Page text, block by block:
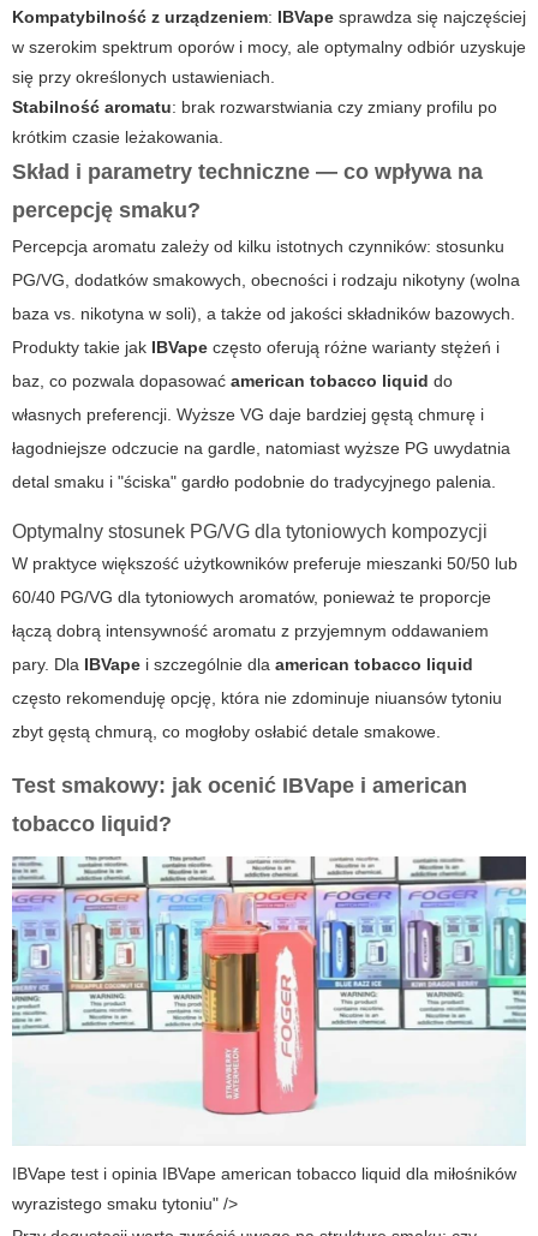
Kompatybilność z urządzeniem: IBVape sprawdza się najczęściej
w szerokim spektrum oporów i mocy, ale optymalny odbiór uzyskuje
się przy określonych ustawieniach.
Stabilność aromatu: brak rozwarstwiania czy zmiany profilu po
krótkim czasie leżakowania.
Skład i parametry techniczne — co wpływa na
percepcję smaku?
Percepcja aromatu zależy od kilku istotnych czynników: stosunku
PG/VG, dodatków smakowych, obecności i rodzaju nikotyny (wolna
baza vs. nikotyna w soli), a także od jakości składników bazowych.
Produkty takie jak IBVape często oferują różne warianty stężeń i
baz, co pozwala dopasować american tobacco liquid do
własnych preferencji. Wyższe VG daje bardziej gęstą chmurę i
łagodniejsze odczucie na gardle, natomiast wyższe PG uwydatnia
detal smaku i "ściska" gardło podobnie do tradycyjnego palenia.
Optymalny stosunek PG/VG dla tytoniowych kompozycji
W praktyce większość użytkowników preferuje mieszanki 50/50 lub
60/40 PG/VG dla tytoniowych aromatów, ponieważ te proporcje
łączą dobrą intensywność aromatu z przyjemnym oddawaniem
pary. Dla IBVape i szczególnie dla american tobacco liquid
często rekomenduję opcję, która nie zdominuje niuansów tytoniu
zbyt gęstą chmurą, co mogłoby osłabić detale smakowe.
Test smakowy: jak ocenić IBVape i american
tobacco liquid ?
IBVape test i opinia IBVape american tobacco liquid dla miłośników
wyrazistego smaku tytoniu" />